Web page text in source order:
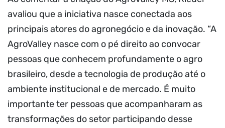
avaliou que a iniciativa nasce conectada aos
principais atores do agronegócio e da inovação. “A
AgroValley nasce com o pé direito ao convocar
pessoas que conhecem profundamente o agro
brasileiro, desde a tecnologia de produção até o
ambiente institucional e de mercado. É muito
importante ter pessoas que acompanharam as
transformações do setor participando desse